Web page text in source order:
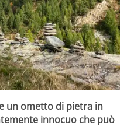
un ometto di pietra in
innocuo che può